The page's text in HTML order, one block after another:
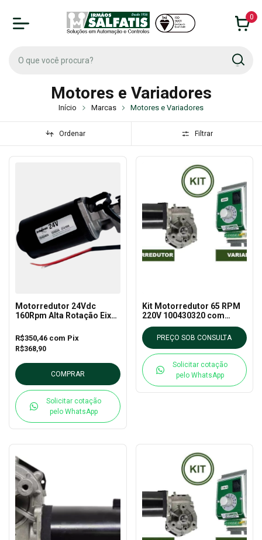
0
Motores e Variadores
Início Marcas Motores e Variadores
Ordenar Filtrar
Motorredutor 24Vdc
160Rpm Alta Rotação Eixo
100404824
R$368,90
R$350,46 com Pix
COMPRAR
Solicitar cotação
pelo WhatsApp
Kit Motorredutor 65 RPM
220V 100430320 com
Variador 220v DCH10
PREÇO SOB CONSULTA
Solicitar cotação
pelo WhatsApp